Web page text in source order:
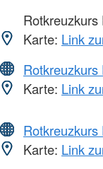
Karte: Link
Rotkreuzkurs
Karte: Link
Rotkreuzkurs
Karte: Link